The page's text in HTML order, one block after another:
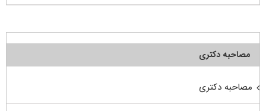
مصاحبه دکتری
مصاحبه دکتری